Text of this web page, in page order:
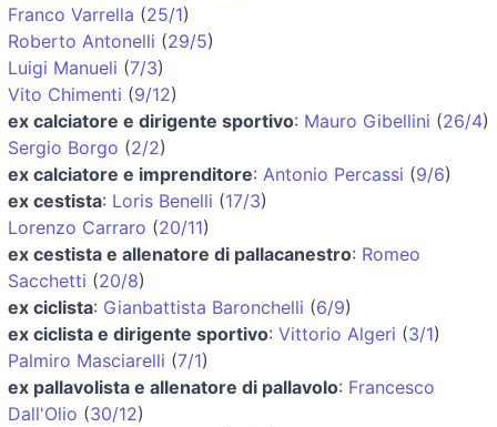
Franco Varrella (25/1)
Roberto Antonelli (29/5)
Luigi Manueli (7/3)
Vito Chimenti (9/12)
ex calciatore e dirigente sportivo: Mauro Gibellini (26/4)
Sergio Borgo (2/2)
ex calciatore e imprenditore: Antonio Percassi (9/6)
ex cestista: Loris Benelli (17/3)
Lorenzo Carraro (20/11)
ex cestista e allenatore di pallacanestro: Romeo
Sacchetti (20/8)
ex ciclista: Gianbattista Baronchelli (6/9)
ex ciclista e dirigente sportivo: Vittorio Algeri (3/1)
Palmiro Masciarelli (7/1)
ex pallavolista e allenatore di pallavolo: Francesco
Dall'Olio (30/12)